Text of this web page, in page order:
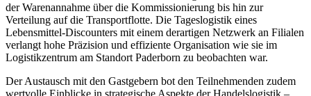
der Warenannahme über die Kommissionierung bis hin zur
Verteilung auf die Transportflotte. Die Tageslogistik eines
Lebensmittel-Discounters mit einem derartigen Netzwerk an Filialen
verlangt hohe Präzision und effiziente Organisation wie sie im
Logistikzentrum am Standort Paderborn zu beobachten war.
Der Austausch mit den Gastgebern bot den Teilnehmenden zudem